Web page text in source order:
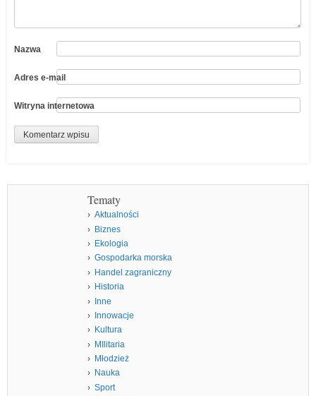
Nazwa
Adres e-mail
Witryna internetowa
Tematy
Aktualności
Biznes
Ekologia
Gospodarka morska
Handel zagraniczny
Historia
Inne
Innowacje
Kultura
MIlitaria
Młodzież
Nauka
Sport